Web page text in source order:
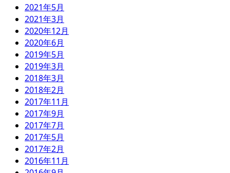
2021年5月
2021年3月
2020年12月
2020年6月
2019年5月
2019年3月
2018年3月
2018年2月
2017年11月
2017年9月
2017年7月
2017年5月
2017年2月
2016年11月